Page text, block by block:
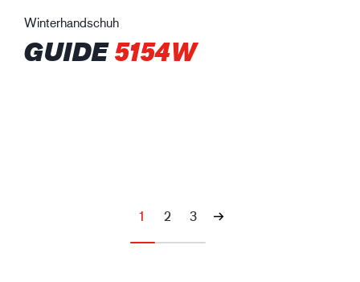
Winterhandschuh
GUIDE5154W
1 2 3